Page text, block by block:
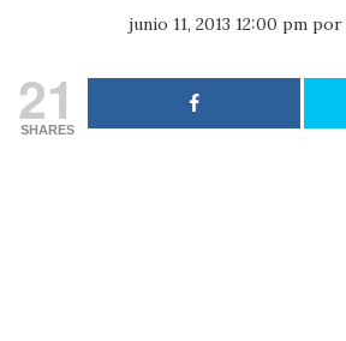
junio 11, 2013 12:00 pmpor
21
SHARES